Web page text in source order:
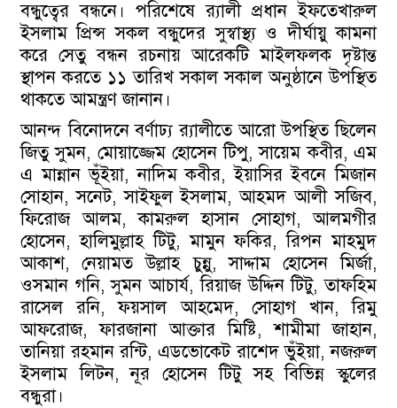
বন্ধুত্বের বন্ধনে। পরিশেষে র‌্যালী প্রধান ইফতেখারুল
ইসলাম প্রিন্স সকল বন্ধুদের সুস্বাস্থ্য ও দীর্ঘায়ু কামনা
করে সেতু বন্ধন রচনায় আরেকটি মাইলফলক দৃষ্টান্ত
স্থাপন করতে ১১ তারিখ সকাল সকাল অনুষ্ঠানে উপস্থিত
থাকতে আমন্ত্রণ জানান।
আনন্দ বিনোদনে বর্ণাঢ্য র‌্যালীতে আরো উপস্থিত ছিলেন
জিতু সুমন, মোয়াজ্জেম হোসেন টিপু, সায়েম কবীর, এম
এ মান্নান ভূঁইয়া, নাদিম কবীর, ইয়াসির ইবনে মিজান
সোহান, সনেট, সাইফুল ইসলাম, আহমদ আলী সজিব,
ফিরোজ আলম, কামরুল হাসান সোহাগ, আলমগীর
হোসেন, হালিমুল্লাহ টিটু, মামুন ফকির, রিপন মাহমুদ
আকাশ, নেয়ামত উল্লাহ চুন্নু, সাদ্দাম হোসেন মির্জা,
ওসমান গনি, সুমন আচার্য, রিয়াজ উদ্দিন টিটু, তাফহিম
রাসেল রনি, ফয়সাল আহমেদ, সোহাগ খান, রিমু
আফরোজ, ফারজানা আক্তার মিষ্টি, শামীমা জাহান,
তানিয়া রহমান রন্টি, এডভোকেট রাশেদ ভুঁইয়া, নজরুল
ইসলাম লিটন, নূর হোসেন টিটু সহ বিভিন্ন স্কুলের
বন্ধুরা।